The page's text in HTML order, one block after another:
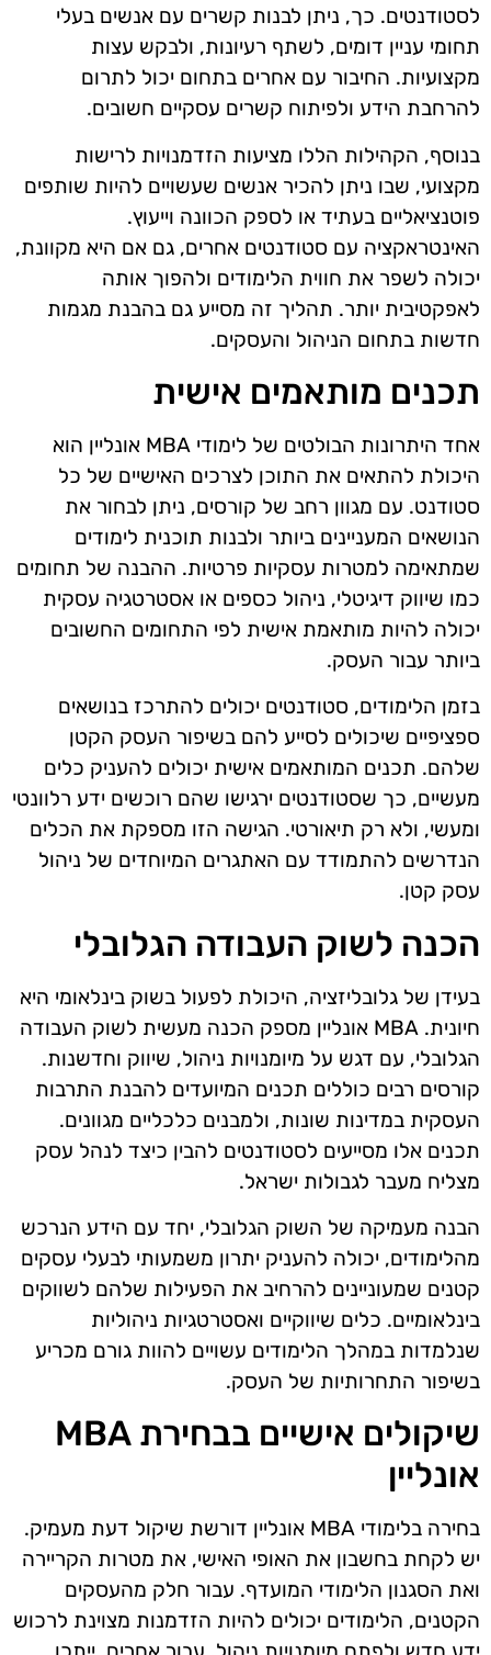
לסטודנטים. כך, ניתן לבנות קשרים עם אנשים בעלי
תחומי עניין דומים, לשתף רעיונות, ולבקש עצות
מקצועיות. החיבור עם אחרים בתחום יכול לתרום
להרחבת הידע ולפיתוח קשרים עסקיים חשובים.
בנוסף, הקהילות הללו מציעות הזדמנויות לרישות
מקצועי, שבו ניתן להכיר אנשים שעשויים להיות שותפים
פוטנציאליים בעתיד או לספק הכוונה וייעוץ.
האינטראקציה עם סטודנטים אחרים, גם אם היא מקוונת,
יכולה לשפר את חווית הלימודים ולהפוך אותה
לאפקטיבית יותר. תהליך זה מסייע גם בהבנת מגמות
חדשות בתחום הניהול והעסקים.
תכנים מותאמים אישית
אחד היתרונות הבולטים של לימודי MBA אונליין הוא
היכולת להתאים את התוכן לצרכים האישיים של כל
סטודנט. עם מגוון רחב של קורסים, ניתן לבחור את
הנושאים המעניינים ביותר ולבנות תוכנית לימודים
שמתאימה למטרות עסקיות פרטיות. ההבנה של תחומים
כמו שיווק דיגיטלי, ניהול כספים או אסטרטגיה עסקית
יכולה להיות מותאמת אישית לפי התחומים החשובים
ביותר עבור העסק.
בזמן הלימודים, סטודנטים יכולים להתרכז בנושאים
ספציפיים שיכולים לסייע להם בשיפור העסק הקטן
שלהם. תכנים המותאמים אישית יכולים להעניק כלים
מעשיים, כך שסטודנטים ירגישו שהם רוכשים ידע רלוונטי
ומעשי, ולא רק תיאורטי. הגישה הזו מספקת את הכלים
הנדרשים להתמודד עם האתגרים המיוחדים של ניהול
עסק קטן.
הכנה לשוק העבודה הגלובלי
בעידן של גלובליזציה, היכולת לפעול בשוק בינלאומי היא
חיונית. MBA אונליין מספק הכנה מעשית לשוק העבודה
הגלובלי, עם דגש על מיומנויות ניהול, שיווק וחדשנות.
קורסים רבים כוללים תכנים המיועדים להבנת התרבות
העסקית במדינות שונות, ולמבנים כלכליים מגוונים.
תכנים אלו מסייעים לסטודנטים להבין כיצד לנהל עסק
מצליח מעבר לגבולות ישראל.
הבנה מעמיקה של השוק הגלובלי, יחד עם הידע הנרכש
מהלימודים, יכולה להעניק יתרון משמעותי לבעלי עסקים
קטנים שמעוניינים להרחיב את הפעילות שלהם לשווקים
בינלאומיים. כלים שיווקיים ואסטרטגיות ניהוליות
שנלמדות במהלך הלימודים עשויים להוות גורם מכריע
בשיפור התחרותיות של העסק.
שיקולים אישיים בבחירת MBA
אונליין
בחירה בלימודי MBA אונליין דורשת שיקול דעת מעמיק.
יש לקחת בחשבון את האופי האישי, את מטרות הקריירה
ואת הסגנון הלימודי המועדף. עבור חלק מהעסקים
הקטנים, הלימודים יכולים להיות הזדמנות מצוינת לרכוש